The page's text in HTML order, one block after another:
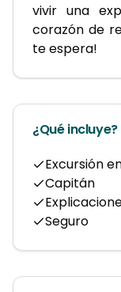
vivir una
corazón de
te espera!
¿Qué incluye?
Excursión
Capitán
Seguro